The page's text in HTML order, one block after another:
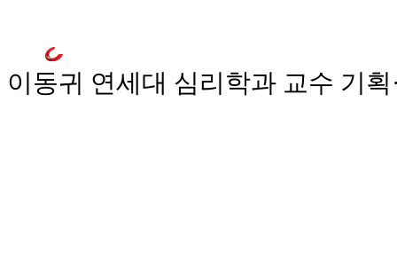
이동귀 연세대 심리학과 교수 기